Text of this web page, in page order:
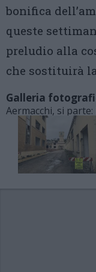
bonifica
queste
preludio alla
che sostituirà
Galleria
Aermacchi, si